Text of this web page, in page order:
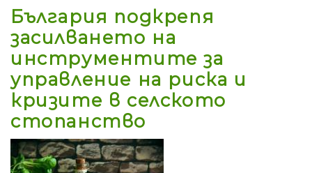
България подкрепя
засилването на
инструментите за
управление на риска и
кризите в селското
стопанство